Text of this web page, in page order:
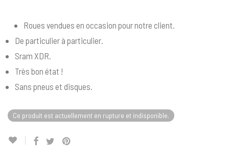
Roues vendues en occasion pour notre client.
De particulier à particulier.
Sram XDR.
Très bon état !
Sans pneus et disques.
Ce produit est actuellement en rupture et indisponible.